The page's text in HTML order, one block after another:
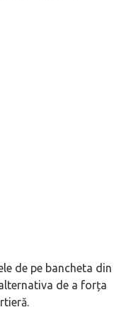
de pe bancheta din
de a forța